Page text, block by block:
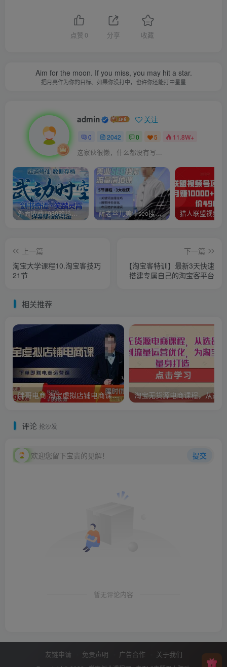
点赞 0 分享 收藏
Aim for the moon. If you miss, you may hit a star.
把月亮作为你的目标。如果你没打中，也许你还能打中星星
admin 关注
0 2042 0 5 11.8W+
这家伙很懒，什么都没有写...
外面收费1980的抖音武动时空直播项目，无需真人出镜，实时互动直播【软件+详细教程】 薛老丝儿美业seo搜索流量落地课，一周暴涨20w粉丝，全干货讲解
上一篇
淘宝大学课程10.淘宝客技巧
21节
下一篇
【淘宝客特训】最新3天快速
搭建专属自己的淘宝客平台
相关推荐
胖哥电商·淘宝虚拟店铺电商课，解决小白做电商的困惑，新人一台手机也能做电商
评论 抢沙发
欢迎您留下宝贵的见解！ 提交
暂无评论内容
友链申请 免责声明 广告合作 关于我们